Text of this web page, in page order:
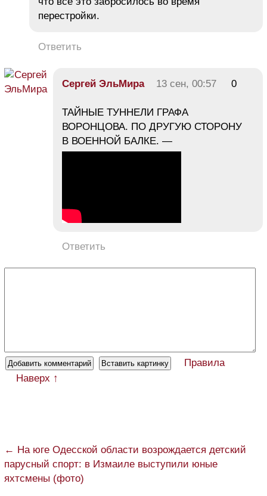
перестройки.
Ответить
Сергей ЭльМира 13 сен, 00:57 0
ТАЙНЫЕ ТУННЕЛИ ГРАФА
ВОРОНЦОВА. ПО ДРУГУЮ СТОРОНУ
В ВОЕННОЙ БАЛКЕ. —
Ответить
Правила
Наверх ↑
← На юге Одесской области возрождается детский
парусный спорт: в Измаиле выступили юные
яхтсмены (фото)